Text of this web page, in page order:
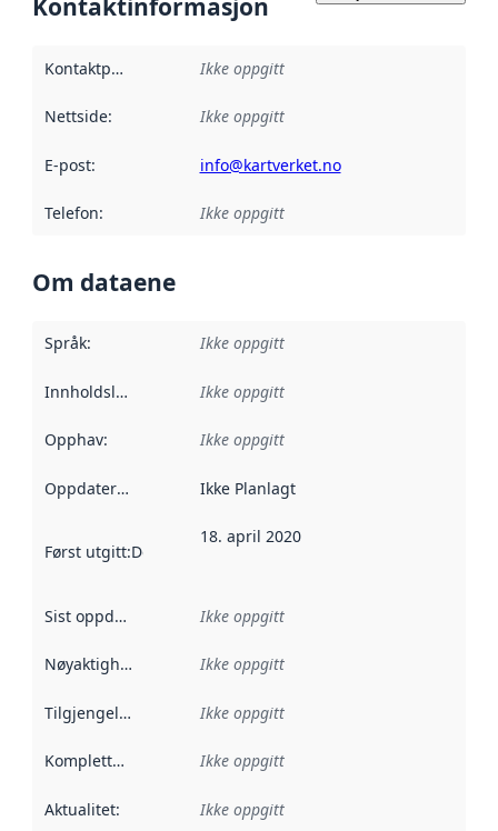
Kontaktinformasjon
Kontaktpunkt Ikke oppgitt
Nettside: Ikke oppgitt
E-post: info@kartverket.no
Telefon: Ikke oppgitt
Om dataene
Språk: Ikke oppgitt
Innholdsleverandører :
Ikke oppgitt
Opphav: Ikke oppgitt
Oppdateringsfrekvens :
Ikke Planlagt
Først utgitt:Denne datoen sier når dataene i dette
18. april 2020
Sist oppdatert Ikke oppgitt
Nøyaktighet Ikke oppgitt
Tilgjengelighet Ikke oppgitt
Kompletthet Ikke oppgitt
Aktualitet: Ikke oppgitt